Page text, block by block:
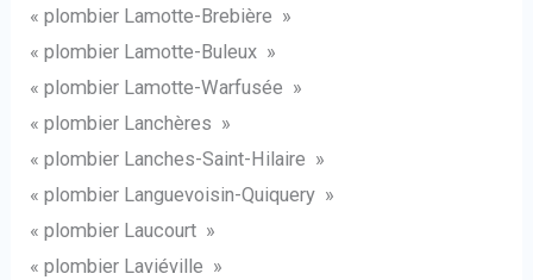
« plombier Lamotte-Brebière »
« plombier Lamotte-Buleux »
« plombier Lamotte-Warfusée »
« plombier Lanchères »
« plombier Lanches-Saint-Hilaire »
« plombier Languevoisin-Quiquery »
« plombier Laucourt »
« plombier Laviéville »